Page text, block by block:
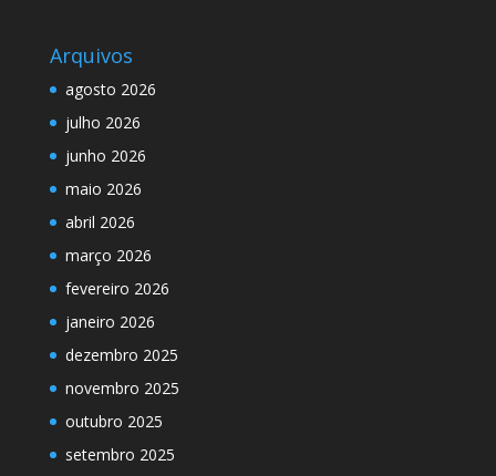
Arquivos
agosto 2026
julho 2026
junho 2026
maio 2026
abril 2026
março 2026
fevereiro 2026
janeiro 2026
dezembro 2025
novembro 2025
outubro 2025
setembro 2025